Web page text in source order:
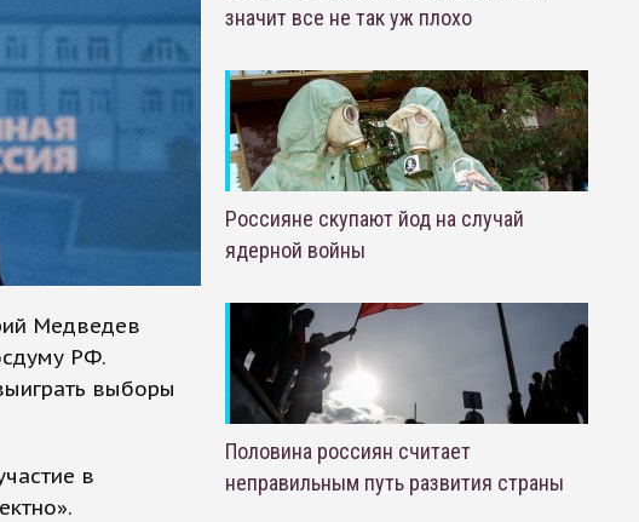
Медведев
РФ.
выборы
в
значит все не так уж плохо
Россияне скупают йод на случай
ядерной войны
Половина россиян считает
неправильным путь развития страны